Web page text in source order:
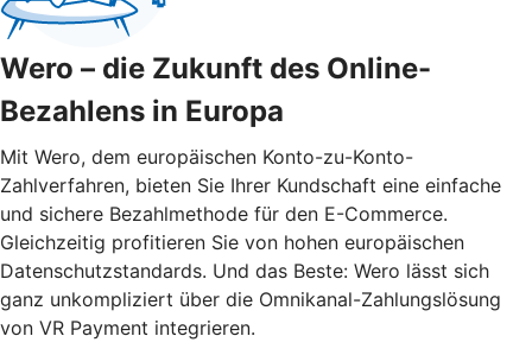
Wero – die Zukunft des Online-
Bezahlens in Europa
Mit Wero, dem europäischen Konto-zu-Konto-
Zahlverfahren, bieten Sie Ihrer Kundschaft eine einfache
und sichere Bezahlmethode für den E-Commerce.
Gleichzeitig profitieren Sie von hohen europäischen
Datenschutzstandards. Und das Beste: Wero lässt sich
ganz unkompliziert über die Omnikanal-Zahlungslösung
von VR Payment integrieren.